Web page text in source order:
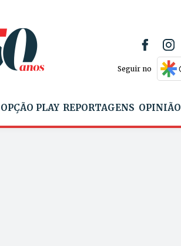
Seguir no
OPÇÃO PLAY REPORTAGENS OPINIÃO